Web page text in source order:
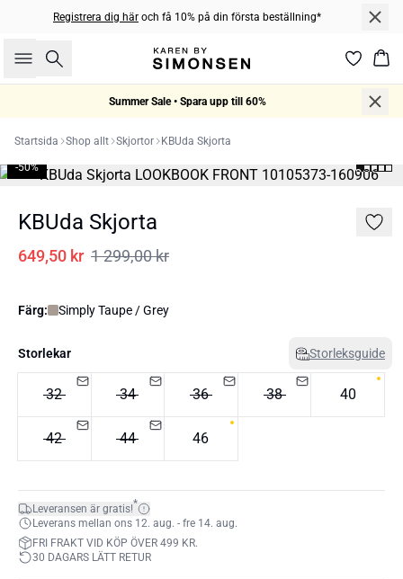
Registrera dig här och få 10% på din första beställning*
Sök
Summer Sale • Spara upp till 60%
Startsida Shop allt Skjortor KBUda Skjorta
-50%
KBUda Skjorta
649,50 kr 1 299,00 kr
Färg: Simply Taupe / Grey
Storlekar Storleksguide
32 34 36 38 40
42 44 46
Leveransen är gratis!*
Leverans mellan ons 12. aug. - fre 14. aug.
FRI FRAKT VID KÖP ÖVER 499 KR.
30 DAGARS LÄTT RETUR